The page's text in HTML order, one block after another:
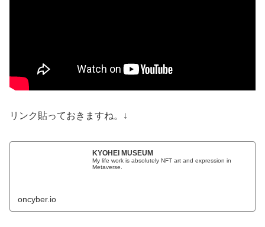
リンク貼っておきますね。↓
KYOHEI MUSEUM
My life work is absolutely NFT art and expression in
Metaverse.
oncyber.io